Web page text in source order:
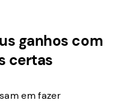
ganhos com
certas
em fazer